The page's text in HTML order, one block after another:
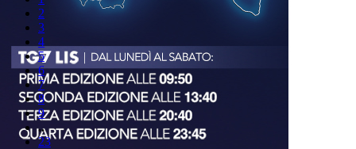
2
3
4
5
6
7
8
9
..
23